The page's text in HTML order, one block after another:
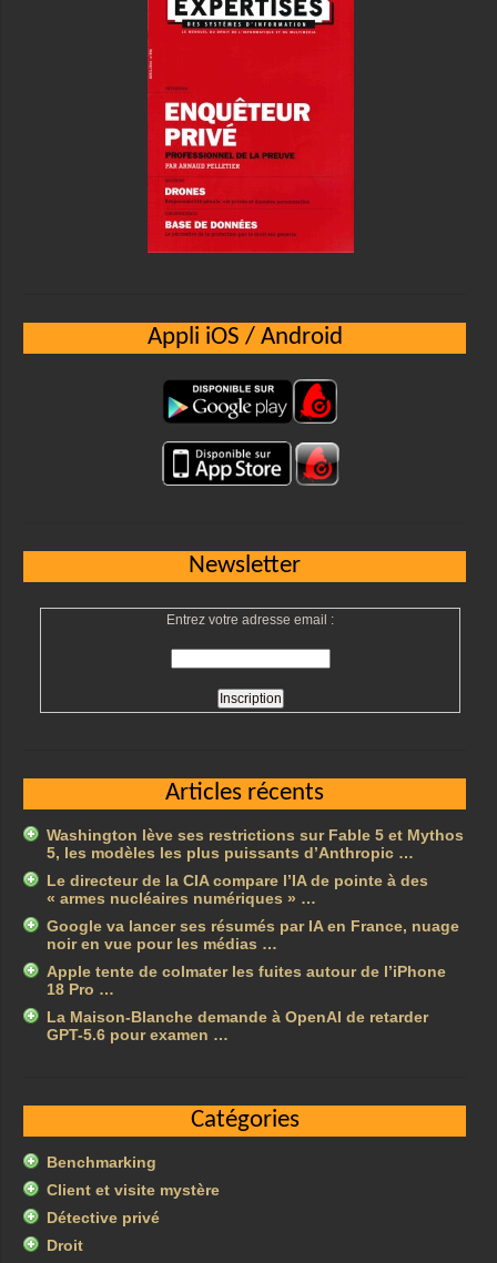
Appli iOS / Android
Newsletter
Entrez votre adresse email :
Articles récents
Washington lève ses restrictions sur Fable 5 et Mythos
5, les modèles les plus puissants d’Anthropic …
Le directeur de la CIA compare l’IA de pointe à des
« armes nucléaires numériques » …
Google va lancer ses résumés par IA en France, nuage
noir en vue pour les médias …
Apple tente de colmater les fuites autour de l’iPhone
18 Pro …
La Maison-Blanche demande à OpenAI de retarder
GPT-5.6 pour examen …
Catégories
Benchmarking
Client et visite mystère
Détective privé
Droit